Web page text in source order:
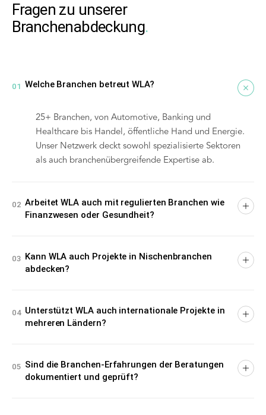
Fragen zu unserer
Branchenabdeckung.
01 Welche Branchen betreut WLA?
25+ Branchen, von Automotive, Banking und
Healthcare bis Handel, öffentliche Hand und Energie.
Unser Netzwerk deckt sowohl spezialisierte Sektoren
als auch branchenübergreifende Expertise ab.
02 Arbeitet WLA auch mit regulierten Branchen wie
Finanzwesen oder Gesundheit?
umfangreicher Erfahrung in regulierten Sektoren wie
Finanzdienstleistungen, Pharma, Healthcare und
03 Kann WLA auch Projekte in Nischenbranchen
abdecken?
unser Netzwerk auch spezialisierte Branchen ab. Bei
einem Nischen-Brief ermitteln wir die am besten
04 Unterstützt WLA auch internationale Projekte in
mehreren Ländern?
das macht länderübergreifende Mandate möglich,
ohne die Komplexität mehrerer lokaler Anbieter.
05 Sind die Branchen-Erfahrungen der Beratungen
dokumentiert und geprüft?